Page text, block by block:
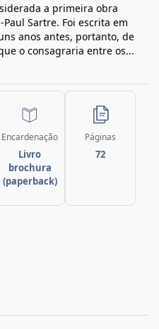
a primeira obra
Sartre. Foi escrita em
anos antes, portanto, de
o consagraria entre os...
Encardenação
Livro
brochura
(paperback)
Páginas
72